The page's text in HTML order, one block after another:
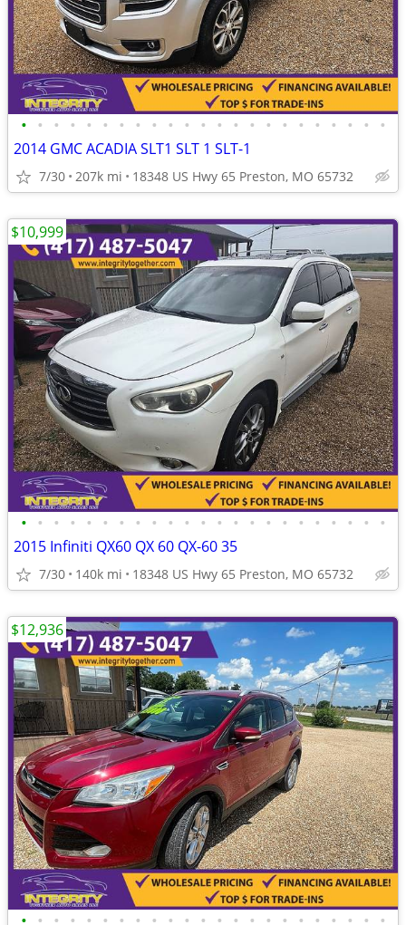
• • • • • • • • • • • • • • • • • • • • • • •
2014 GMC ACADIA SLT1 SLT 1 SLT-1
7/30 207k mi 18348 US Hwy 65 Preston, MO 65732
• • • • • • • • • • • • • • • • • • • • • • •
2015 Infiniti QX60 QX 60 QX-60 35
7/30 140k mi 18348 US Hwy 65 Preston, MO 65732
$10,999
• • • • • • • • • • • • • • • • • • • • • • •
$12,936